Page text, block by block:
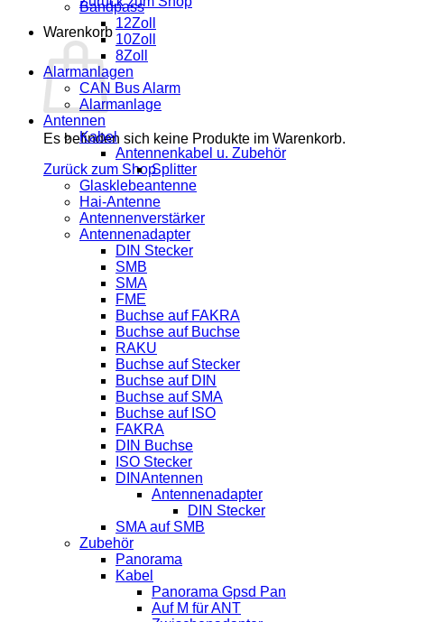
Warenkorb
Es befinden sich keine Produkte im Warenkorb.
Zurück zum Shop
Bandpass
12Zoll
10Zoll
8Zoll
Alarmanlagen
CAN Bus Alarm
Alarmanlage
Antennen
Kabel
Antennenkabel u. Zubehör
Splitter
Glasklebeantenne
Hai-Antenne
Antennenverstärker
Antennenadapter
DIN Stecker
SMB
SMA
FME
Buchse auf FAKRA
Buchse auf Buchse
RAKU
Buchse auf Stecker
Buchse auf DIN
Buchse auf SMA
Buchse auf ISO
FAKRA
DIN Buchse
ISO Stecker
DINAntennen
Antennenadapter
DIN Stecker
SMA auf SMB
Zubehör
Panorama
Kabel
Panorama Gpsd Pan
Auf M für ANT